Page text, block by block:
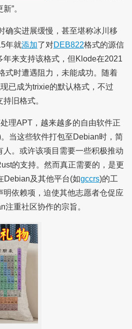
”。
确实进展缓慢，甚至堪称冰川移
年就添加了对DEB822格式的源信
年来支持该格式，但Klode在2021
式时遭遇阻力，未能成功。随着
已成为trixie的默认格式，不过
旧格式。
理APT，越来越多的自由软件正
当这些软件打包至Debian时，简
。或许该项目需要一些积极推动
的支持。然而真正需要的，是更
Debian及其他平台(如gccrs)的工
依赖项，迫使其他志愿者仓促应
重社区协作的宗旨。